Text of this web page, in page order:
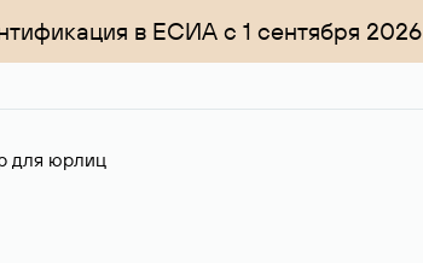
в ЕСИА с 1 сентября 2026
для юрлиц